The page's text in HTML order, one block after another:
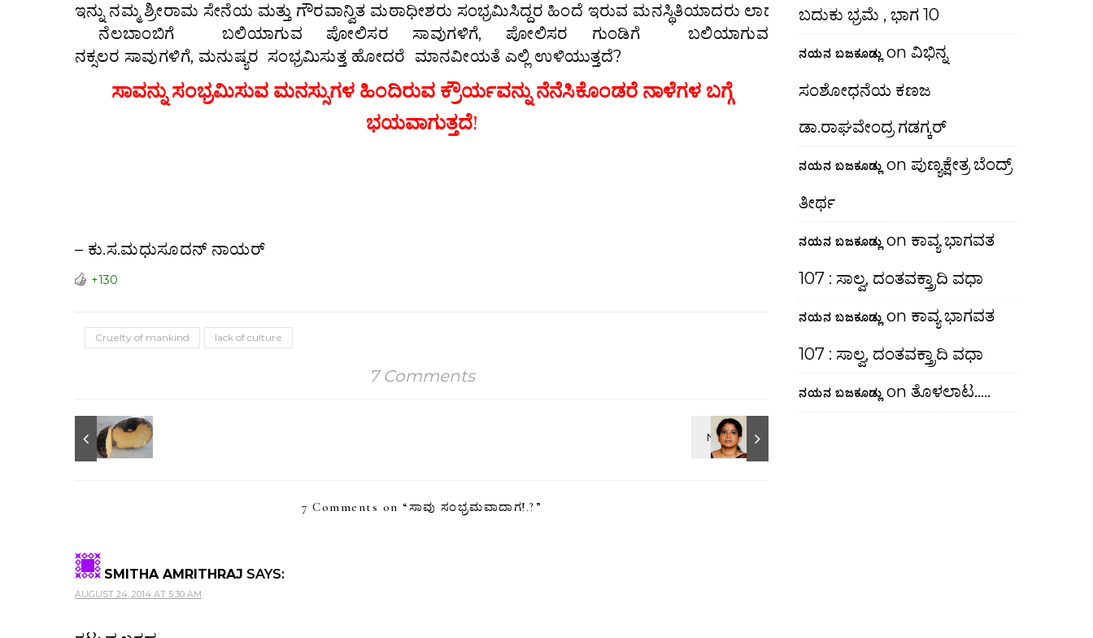
ಇನ್ನು ನಮ್ಮ ಶ್ರೀರಾಮ ಸೇನೆಯ ಮತ್ತು ಗೌರವಾನ್ವಿತ ಮಠಾಧೀಶರು ಸಂಭ್ರಮಿಸಿದ್ದರ ಹಿಂದೆ ಇರುವ ಮನಸ್ಥಿತಿಯಾದರು ಲಾಡೆನ್ ಒಬ್ಬ ಮುಸ್ಲಿಂ ಎಂಬುದೇ ಹೊರತು ಅವನೊಬ್ಬ
ನೆಲಬಾಂಬಿಗೆ ಬಲಿಯಾಗುವ ಪೋಲಿಸರ ಸಾವುಗಳಿಗೆ, ಪೋಲಿಸರ ಗುಂಡಿಗೆ ಬಲಿಯಾಗುವ
ನಕ್ಸಲರ ಸಾವುಗಳಿಗೆ, ಮನುಷ್ಯರ ಸಂಭ್ರಮಿಸುತ್ತ ಹೋದರೆ ಮಾನವೀಯತೆ ಎಲ್ಲಿ ಉಳಿಯುತ್ತದೆ?
ಸಾವನ್ನು ಸಂಭ್ರಮಿಸುವ ಮನಸ್ಸುಗಳ ಹಿಂದಿರುವ ಕ್ರೌರ್ಯವನ್ನು ನೆನೆಸಿಕೊಂಡರೆ ನಾಳೆಗಳ ಬಗ್ಗೆ
ಭಯವಾಗುತ್ತದೆ!
– ಕು.ಸ.ಮಧುಸೂದನ್ ನಾಯರ್
+130
Cruelty of mankind lack of culture
7 Comments
7 Comments on “ಸಾವು ಸಂಭ್ರಮವಾದಾಗ!.? ”
SMITHA AMRITHRAJ SAYS:
AUGUST 24, 2014 AT 5:30 AM
ಬದುಕು ಭ್ರಮೆ , ಭಾಗ 10
ನಯನ ಬಜಕೂಡ್ಲು on ವಿಭಿನ್ನ
ಸಂಶೋಧನೆಯ ಕಣಜ
ಡಾ.ರಾಘವೇಂದ್ರ ಗಡಗ್ಕರ್
ನಯನ ಬಜಕೂಡ್ಲು on ಪುಣ್ಯಕ್ಷೇತ್ರ ಬೆಂದ್ರ್
ತೀರ್ಥ
ನಯನ ಬಜಕೂಡ್ಲು on ಕಾವ್ಯ ಭಾಗವತ
107 : ಸಾಲ್ವ, ದಂತವಕ್ತ್ರಾದಿ ವಧಾ
ನಯನ ಬಜಕೂಡ್ಲು on ಕಾವ್ಯ ಭಾಗವತ
107 : ಸಾಲ್ವ, ದಂತವಕ್ತ್ರಾದಿ ವಧಾ
ನಯನ ಬಜಕೂಡ್ಲು on ತೊಳಲಾಟ…..